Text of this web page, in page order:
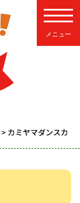
> カミヤマダンスカ